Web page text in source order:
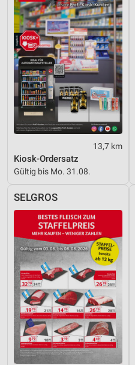
13,7 km
Kiosk-Ordersatz
Gültig bis Mo. 31.08.
SELGROS
Werbung